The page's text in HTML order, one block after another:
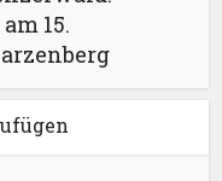
15.